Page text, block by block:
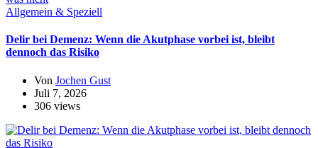
Allgemein & Speziell
Delir bei Demenz: Wenn die Akutphase vorbei ist, bleibt
dennoch das Risiko
Von Jochen Gust
Juli 7, 2026
306 views